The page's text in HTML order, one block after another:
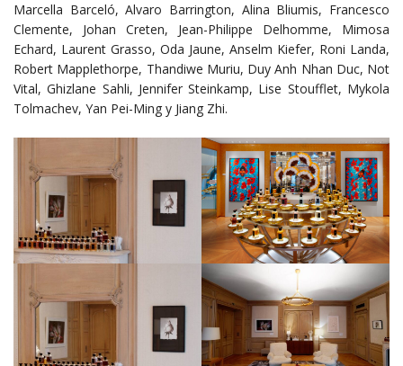
Marcella Barceló, Alvaro Barrington, Alina Bliumis, Francesco
Clemente, Johan Creten, Jean-Philippe Delhomme, Mimosa
Echard, Laurent Grasso, Oda Jaune, Anselm Kiefer, Roni Landa,
Robert Mapplethorpe, Thandiwe Muriu, Duy Anh Nhan Duc, Not
Vital, Ghizlane Sahli, Jennifer Steinkamp, ​​Lise Stoufflet, Mykola
Tolmachev, Yan Pei-Ming y Jiang Zhi.